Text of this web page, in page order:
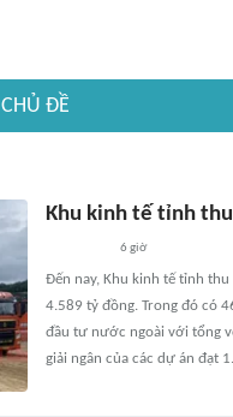
CHỦ ĐỀ
Khu kinh tế tỉnh
6 giờ
Đến nay, Khu kinh tế tỉnh
4.589 tỷ đồng. Trong đó có
đầu tư nước ngoài với tổng
giải ngân của các dự án đạt